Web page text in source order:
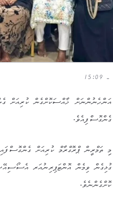
އަންހެނުންނަށް ޚާއްސަކޮށްގެން ކުރިއަށް
ގެންގޮސްފިއެވެ.
މިި ތަމްރީން ޕްރޮގްރާމް ކުރިއަށް
ކޮށްގެންނެވެ.